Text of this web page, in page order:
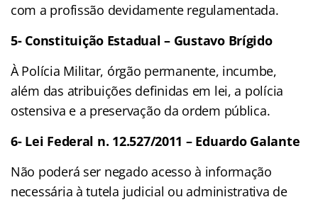
com a profissão devidamente regulamentada.
5- Constituição Estadual – Gustavo Brígido
À Polícia Militar, órgão permanente, incumbe,
além das atribuições definidas em lei, a polícia
ostensiva e a preservação da ordem pública.
6- Lei Federal n. 12.527/2011 – Eduardo Galante
Não poderá ser negado acesso à informação
necessária à tutela judicial ou administrativa de